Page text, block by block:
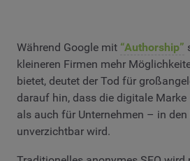
Während Google mit “Authorship”
kleineren Firmen mehr
bietet, deutet der Tod für
darauf hin, dass die digitale
als auch für Unternehmen – in
unverzichtbar wird.